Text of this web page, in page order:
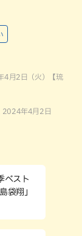
4月2日（火）【琉
2024年4月2日
ベスト
袋翔」